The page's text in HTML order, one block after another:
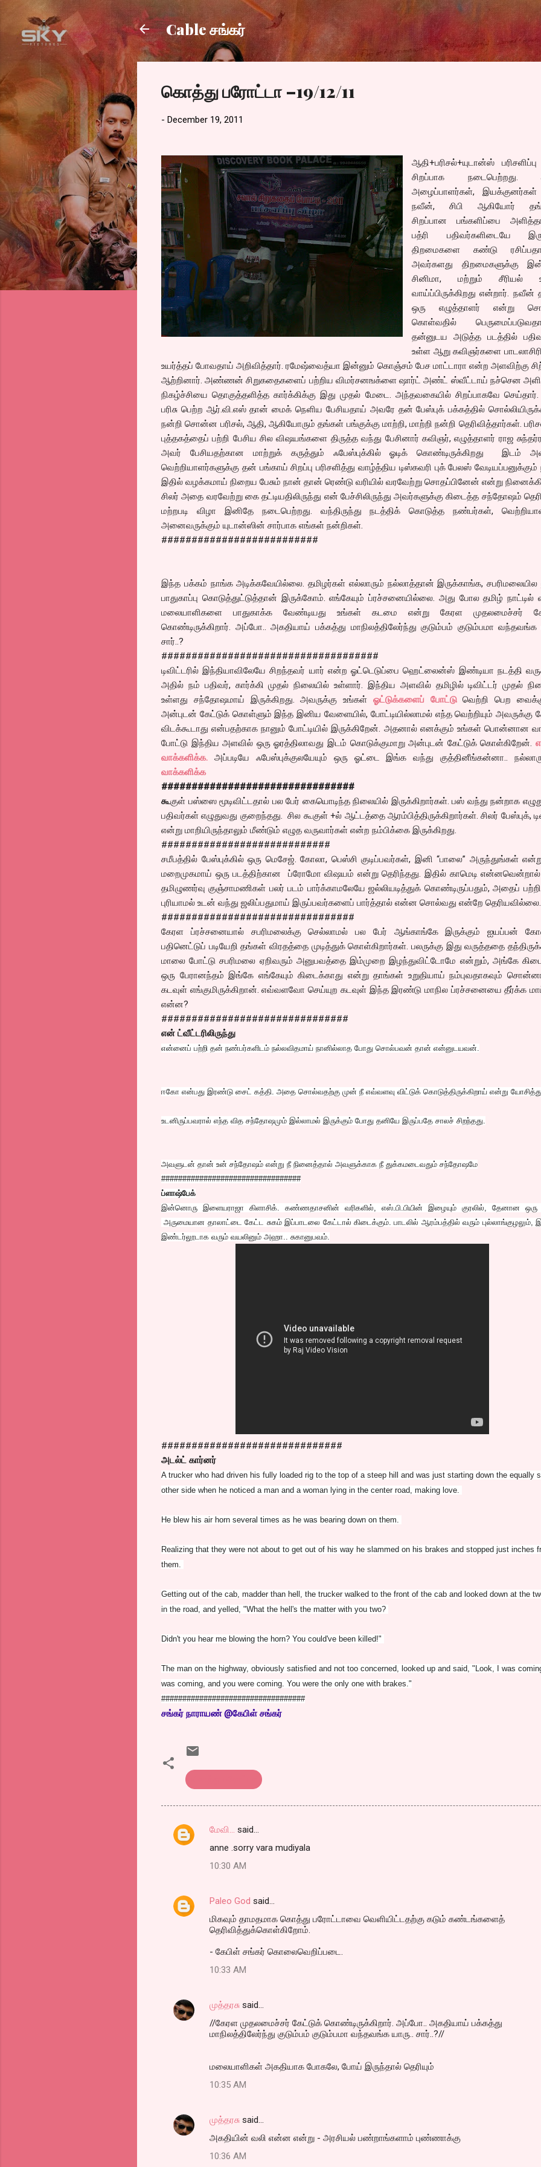
Skip to main content
Cable சங்கர்
கொத்து பரோட்டா –19/12/11
- December 19, 2011
ஆதி+பரிசல்+யுடான்ஸ்
சிறப்பாக நடைபெற்றது.
அழைப்பாளர்கள், இயக்குனர்கள்
நவீன், சிபி ஆகியோர்
சிறப்பான பங்களிப்பை
பத்ரி பதிவர்களிடையே
திறமைகளை கண்டு
அவர்களது திறமைகளுக்கு
சினிமா, மற்றும் சீரியல்
வாய்ப்பிருக்கிறது என்றார். நவீன்
ஒரு எழுத்தாளர் என்று
கொள்வதில்
தன்னுடய அடுத்த படத்தில்
உள்ள ஆறு கவிஞர்களை
உயர்த்தப் போவதாய் அறிவித்தார். ரமேஷ்வைத்யா இன்னும் கொஞ்சம் பேச மாட்டாரா என்ற அளவிற்கு
ஆற்றினார். அண்ணன் சிறுகதைகளைப் பற்றிய விமர்சனஙக்ளை ஷார்ட் அண்ட் ஸ்வீட்டாய் நச்சென
நிகழ்ச்சியை தொகுத்தளித்த கார்க்கிக்கு இது முதல் மேடை. அந்தவகையில் சிறப்பாகவே செய்தார்.
பரிசு பெற்ற ஆர்.வி.எஸ் தான் மைக் நெளிய பேசியதாய் அவரே தன் பேஸ்புக் பக்கத்தில்
நன்றி சொன்ன பரிசல், ஆதி, ஆகியோரும் தங்கள் பங்குக்கு மாற்றி, மாற்றி நன்றி தெரிவித்தார்கள்.
புத்தகத்தைப் பற்றி பேசிய சில விஷயங்களை திருத்த வந்து பேசினார் கவிஞர், எழுத்தாளர் ராஜ
அவர் பேசியதற்கான மாற்றுக் கருத்தும் ஃபேஸ்புக்கில் ஓடிக் கொண்டிருக்கிறது இடம்
வெற்றியாளர்களுக்கு தன் பங்காய் சிறப்பு பரிசளித்து வாழ்த்திய டிஸ்கவரி புக் பேலஸ் வேடியப்பனுக்கும்
இதில் வழக்கமாய் நிறைய பேசும் நான் தான் ரெண்டு வரியில் வரவேற்று சொதப்பினேன் என்று
சிலர் அதை வரவேற்று கை தட்டியதிலிருந்து என் பேச்சிலிருந்து அவர்களுக்கு கிடைத்த சந்தோஷம்
மற்றபடி விழா இனிதே நடைபெற்றது. வந்திருந்து நடத்திக் கொடுத்த நண்பர்கள்,
அனைவருக்கும் யுடான்ஸின் சார்பாக எங்கள் நன்றிகள்.
##########################
இந்த பக்கம் நாங்க அடிக்கவேயில்லை. தமிழர்கள் எல்லாரும் நல்லாத்தான் இருக்காங்க, சபரிமலையில
பாதுகாப்பு கொடுத்துட்டுத்தான் இருக்கோம். எங்கேயும் ப்ரச்சனையில்லை. அது போல தமிழ் நாட்டில்
மலையாளிகளை பாதுகாக்க வேண்டியது உங்கள் கடமை என்று கேரள முதலமைச்சர்
கொண்டிருக்கிறார். அப்போ.. அகதியாய் பக்கத்து மாநிலத்திலேர்ந்து குடும்பம் குடும்பமா வந்தவங்க
சார்..?
####################################
டிவிட்டரில் இந்தியாவிலேயே சிறந்தவர் யார் என்ற ஓட்டெடுப்பை ஹெட்லைன்ஸ் இண்டியா நடத்தி
அதில் நம் பதிவர், கார்க்கி முதல் நிலையில் உள்ளார். இந்திய அளவில் தமிழில் டிவிட்டர் முதல்
உள்ளது சந்தோஷமாய் இருக்கிறது. அவருக்கு உங்கள் ஓட்டுக்களைப் போட்டுவெற்றி பெற
அன்புடன் கேட்டுக் கொள்ளும் இந்த இனிய வேளையில், போட்டியில்லாமல் எந்த வெற்றியும் அவருக்கு
விடக்கூடாது என்பதற்காக நானும் போட்டியில் இருக்கிறேன். அதனால் எனக்கும் உங்கள் பொன்னான
போட்டு இந்திய அளவில் ஒரு ஓரத்திலாவது இடம் கொடுக்குமாறு அன்புடன் கேட்டுக் கொள்கிறேன்.
வாக்களிக்க.
அப்படியே ஃபேஸ்புக்குலயேயும் ஒரு ஓட்டை இங்க வந்து குத்தினீங்கன்னா..
வாக்களிக்க
################################
கூகுள் பஸ்ஸை மூடிவிட்டதால் பல பேர் கையொடிந்த நிலையில் இருக்கிறார்கள். பஸ் வந்து நன்றாக
பதிவர்கள் எழுதுவது குறைந்தது. சில கூகுள் +ல் ஆட்டத்தை ஆரம்பித்திருக்கிறார்கள். சிலர் பேஸ்புக்,
என்று மாறியிருந்தாலும் மீண்டும் எழுத வருவார்கள் என்ற நம்பிக்கை இருக்கிறது.
############################
சமீபத்தில் பேஸ்புக்கில் ஒரு மெசேஜ். கோலா, பெஸ்சி குடிப்பவர்கள், இனி “பாலை” அருந்துங்கள்
மறைமுகமாய் ஒரு படத்திற்கான ப்ரோமோ விஷயம் என்று தெரிந்தது. இதில் காமெடி
தமிழுணர்வு குஞ்சாமணிகள் பலர் படம் பார்க்காமலேயே ஜல்லியடித்துக் கொண்டிருப்பதும், அதைப்
புரியாமல் உடன் வந்து ஜலிப்பதுமாய் இருப்பவர்களைப் பார்த்தால் என்ன சொல்வது என்றே தெரியவில்லை.
################################
கேரள ப்ரச்சனையால் சபரிமலைக்கு செல்லாமல் பல பேர் ஆங்காங்கே இருக்கும் ஐயப்பன்
பதினெட்டுப் படியேறி தங்கள் விரதத்தை முடித்துக் கொள்கிறார்கள். பலருக்கு இது வருத்ததை
மாலை போட்டு சபரிமலை ஏறிவரும் அனுபவத்தை இம்முறை இழந்துவிட்டோமே என்றும், அங்கே
ஒரு பேரானந்தம் இங்கே எங்கேயும் கிடைக்காது என்று தாங்கள் உறுதியாய் நம்புவதாகவும்
கடவுள் எங்குமிருக்கிறான். எவ்வளவோ செய்யுற கடவுள் இந்த இரண்டு மாநில ப்ரச்சனையை தீர்க்க
என்ன?
###############################
என் ட்வீட்டரிலிருந்து
என்னைப் பற்றி தன் நண்பர்களிடம் நல்லவிதமாய் நானில்லாத போது சொல்பவன் தான் என்னுடயவன்.
ஈகோ என்பது இரண்டு சைட் கத்தி. அதை சொல்வதற்கு முன் நீ எவ்வளவு விட்டுக் கொடுத்திருக்கிறாய் என்று
உடனிருப்பவரால் எந்த வித சந்தோஷமும் இல்லாமல் இருக்கும் போது தனியே இருப்பதே சாலச் சிறந்தது.
அவளுடன் தான் உன் சந்தோஷம் என்று நீ நினைத்தால் அவளுக்காக நீ துக்கமடைவதும் சந்தோஷமே
#################################
ப்ளாஷ்பேக்
இன்னொரு இளையராஜா கிளாசிக். கண்ணதாசனின் வரிகளில், எஸ்.பி.பியின் இழையும் குரலில், தேனான ஒரு
அருமையான தாலாட்டை கேட்ட சுகம் இப்பாடலை கேட்டால் கிடைக்கும். பாடலில் ஆரம்பத்தில் வரும் புல்லாங்குழலும்,
இண்டர்லூடாக வரும் வயலினும் அஹா.. சுகானுபவம்.
##############################
அடல்ட் கார்னர்
A trucker who had driven his fully loaded rig to the top of a steep hill and was just starting down the equally
other side when he noticed a man and a woman lying in the center road, making love.
He blew his air horn several times as he was bearing down on them.
Realizing that they were not about to get out of his way he slammed on his brakes and stopped just inches
them.
Getting out of the cab, madder than hell, the trucker walked to the front of the cab and looked down at the
in the road, and yelled, "What the hell's the matter with you two?
Didn't you hear me blowing the horn? You could've been killed!"
The man on the highway, obviously satisfied and not too concerned, looked up and said, "Look, I was
was coming, and you were coming. You were the only one with brakes."
##################################
சங்கர் நாராயண் @கேபிள் சங்கர்
C
e
மேவி... said…
anne .sorry vara mudiyala
10:30 AM
Paleo God said…
மிகவும் தாமதமாக கொத்து பரோட்டாவை வெளியிட்டதற்கு கடும் கண்டங்களைத்
தெரிவித்துக்கொள்கிறோம்.
- கேபிள் சங்கர் கொலைவெறிப்படை.
10:33 AM
முத்தரசு said…
//கேரள முதலமைச்சர் கேட்டுக் கொண்டிருக்கிறார். அப்போ.. அகதியாய் பக்கத்து
மாநிலத்திலேர்ந்து குடும்பம் குடும்பமா வந்தவங்க யாரு.. சார்..?//
மலையாளிகள் அகதியாக போகலே, போய் இருந்தால் தெரியும்
10:35 AM
முத்தரசு said…
அகதியின் வலி என்ன என்று - அரசியல் பண்றாங்களாம் புண்ணாக்கு
10:36 AM